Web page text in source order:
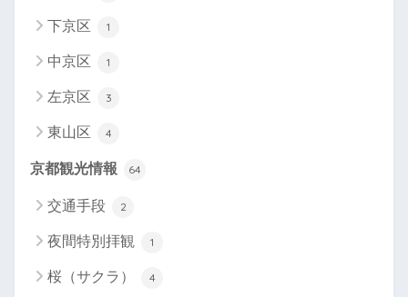
下京区 1
中京区 1
左京区 3
東山区 4
京都観光情報 64
交通手段 2
夜間特別拝観 1
桜（サクラ） 4